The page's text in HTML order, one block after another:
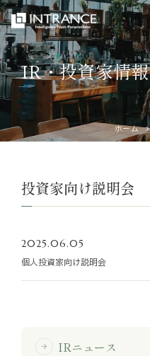
トップ
企業情報
運営ホテル
IR・投資家情報
IR・投資家情報
ホーム
投資家向け説明会
2025.06.05
個人投資家向け説明会
arrow_forward IRニュース